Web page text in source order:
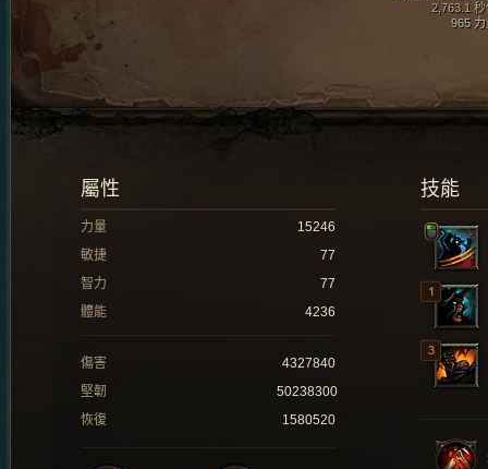
2,763.1 秒
965 力
技能
屬性
力量
15246
敏捷
77
智力
77
體能
4236
傷害
4327840
堅韌
50238300
恢復
1580520